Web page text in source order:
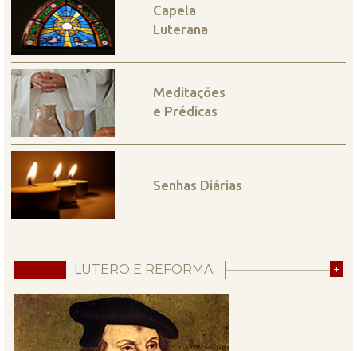
Capela
Luterana
Meditações
e Prédicas
Senhas Diárias
LUTERO E REFORMA +